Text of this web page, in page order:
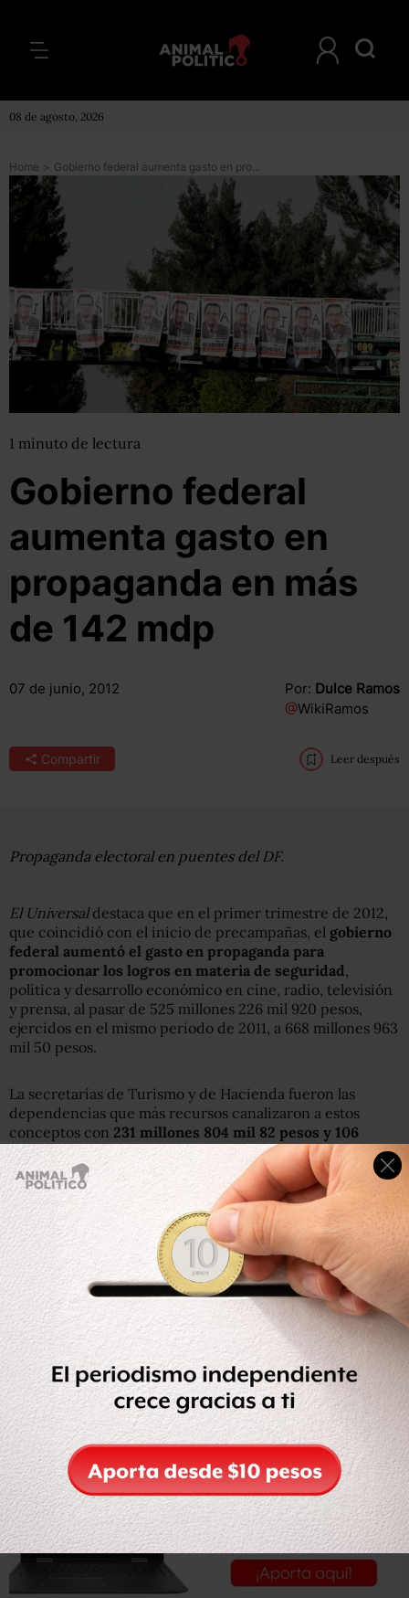
08 de agosto, 2026
Home > Gobierno federal aumenta gasto en propaganda en más de 142 mdp
1 minuto de lectura
Gobierno federal
aumenta gasto en
propaganda en más
de 142 mdp
07 de junio, 2012 Por: Dulce Ramos
@WikiRamos
Compartir Leer después
Propaganda electoral en puentes del DF.
El Universaldestaca que en el primer trimestre de 2012,
que coincidió con el inicio de precampañas, el gobierno
federal aumentó el gasto en propaganda para
promocionar los logros en materia de seguridad,
política y desarrollo económico en cine, radio, televisión
y prensa, al pasar de 525 millones 226 mil 920 pesos,
ejercidos en el mismo periodo de 2011, a 668 millones 963
mil 50 pesos.
La secretarías de Turismo y de Hacienda fueron las
dependencias que más recursos canalizaron a estos
conceptos con 231 millones 804 mil 82 pesos y 106
millones 76 mil 88 pesos
, respectivamente.
De acuerdo con el Informe sobre la ejecución de los
programas y campañas de comunicación social del
gobierno federal enviado a la Comisión Permanente, la
Presidencia de la República erogó sólo cuatro millones
762 mil 93 pesos.
Leer la nota completa en El Universal.